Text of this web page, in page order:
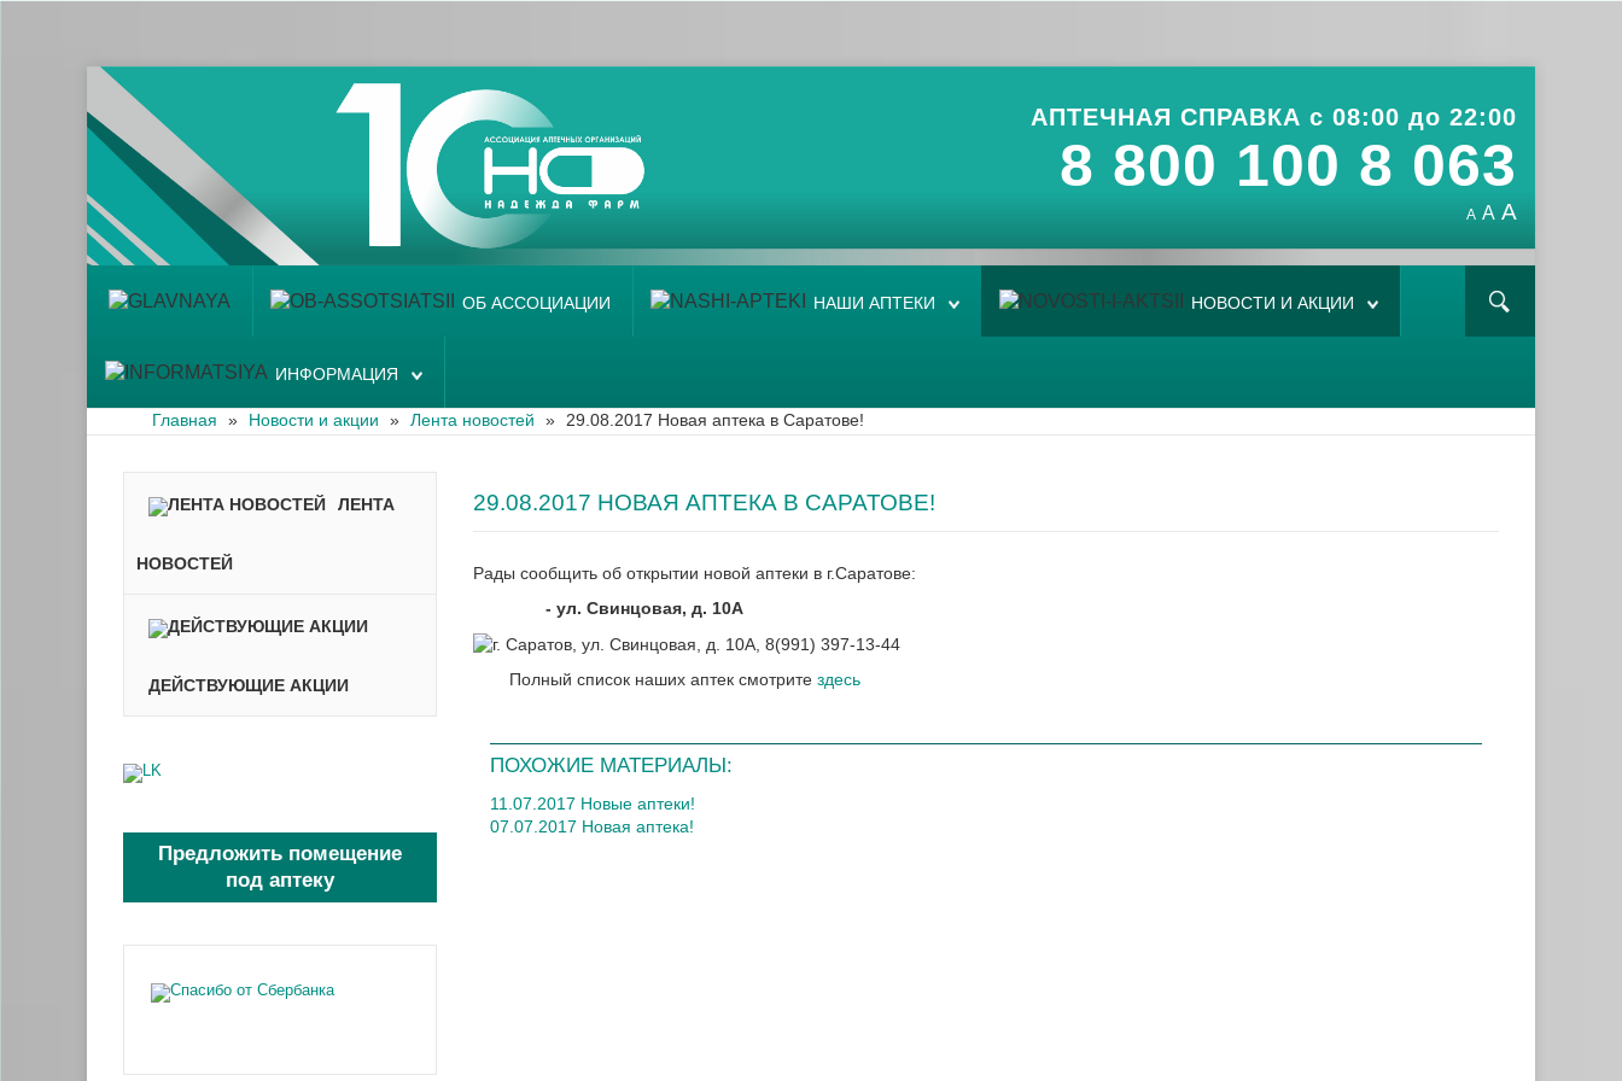
Об ассоциации
Наши аптеки
Новости и акции
Информация
АПТЕЧНАЯ СПРАВКА с 08:00 до 22:00
8 800 100 8 063
A A A
ОБ АССОЦИАЦИИ НАШИ АПТЕКИ НОВОСТИ И АКЦИИ
ИНФОРМАЦИЯ
Главная » Новости и акции » Лента новостей » 29.08.2017 Новая аптека в Саратове!
29.08.2017 НОВАЯ АПТЕКА В САРАТОВЕ!
Рады сообщить об открытии новой аптеки в г.Саратове:
- ул. Свинцовая, д. 10А
Полный список наших аптек смотрите здесь
ПОХОЖИЕ МАТЕРИАЛЫ:
11.07.2017 Новые аптеки!
07.07.2017 Новая аптека!
ЛЕНТА
НОВОСТЕЙ
ДЕЙСТВУЮЩИЕ АКЦИИ
Предложить помещение
под аптеку